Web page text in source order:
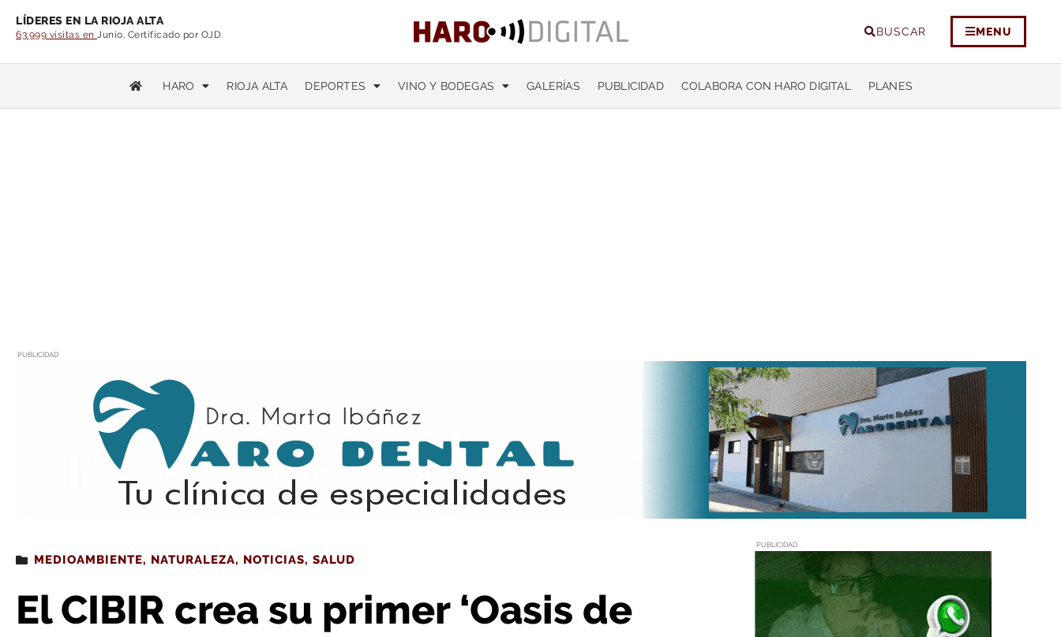
LÍDERES EN LA RIOJA ALTA
63.999 visitas en Junio. Certificado por OJD. BUSCAR MENU
HARO RIOJA ALTA DEPORTES VINO Y BODEGAS GALERÍAS PUBLICIDAD COLABORA CON HARO DIGITAL PLANES
PUBLICIDAD
Estás leyendo : El CIBIR crea su primer ‘Oasis de mariposas’ con la colaboración de la asociación Zerynthia
MEDIOAMBIENTE, NATURALEZA, NOTICIAS, SALUD
El CIBIR crea su primer ‘Oasis de
PUBLICIDAD